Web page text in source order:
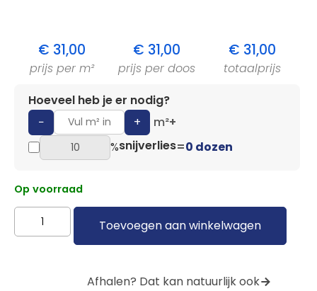
€ 31,00
prijs per m²
€ 31,00
prijs per doos
€ 31,00
totaalprijs
Hoeveel heb je er nodig?
−
+ m²+
%snijverlies=0 dozen
Op voorraad
Toevoegen aan winkelwagen
Afhalen? Dat kan natuurlijk ook